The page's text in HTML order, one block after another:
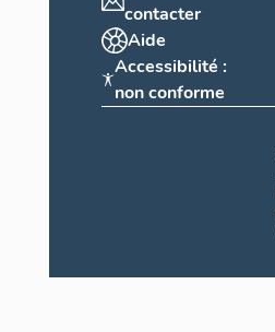
contacter
Aide
Accessibilité :
non conforme